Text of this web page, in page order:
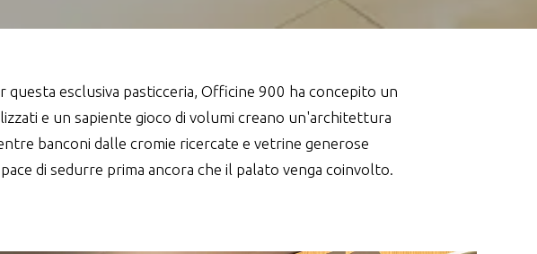
esclusiva pasticceria, Officine 900 ha concepito un
e un sapiente gioco di volumi creano un'architettura
banconi dalle cromie ricercate e vetrine generose
di sedurre prima ancora che il palato venga coinvolto.